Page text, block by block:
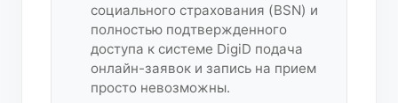
социального страхования (BSN) и
полностью подтвержденного
доступа к системе DigiD подача
онлайн-заявок и запись на прием
просто невозможны.